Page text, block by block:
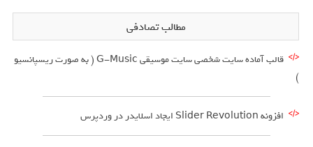
مطالب تصادفی
قالب آماده سایت شخصی سایت موسیقی G-Music ( به صورت ریسپانسیو
)
افزونه Slider Revolution ایجاد اسلایدر در وردپرس